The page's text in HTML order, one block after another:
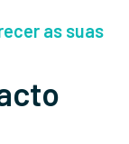
as suas